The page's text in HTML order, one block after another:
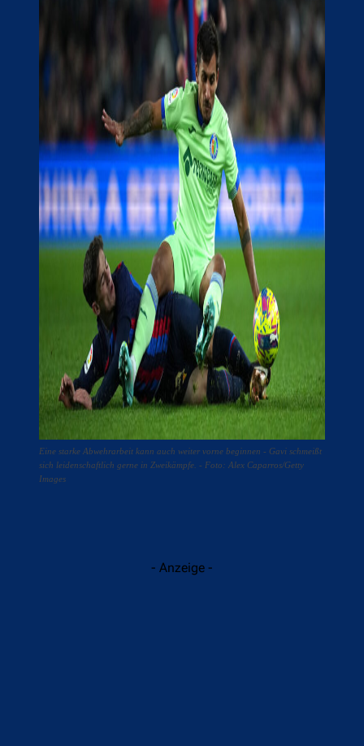
Eine starke Abwehrarbeit kann auch weiter vorne beginnen - Gavi schmeißt
sich leidenschaftlich gerne in Zweikämpfe. - Foto: Alex Caparros/Getty
Images
- Anzeige -